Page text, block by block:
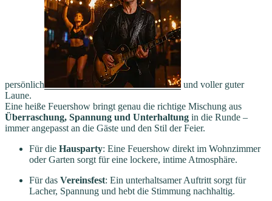
persönlich
und voller guter
Laune.
Eine heiße Feuershow bringt genau die richtige Mischung aus
Überraschung, Spannung und Unterhaltung in die Runde –
immer angepasst an die Gäste und den Stil der Feier.
Für die Hausparty: Eine Feuershow direkt im Wohnzimmer
oder Garten sorgt für eine lockere, intime Atmosphäre.
Für das Vereinsfest: Ein unterhaltsamer Auftritt sorgt für
Lacher, Spannung und hebt die Stimmung nachhaltig.